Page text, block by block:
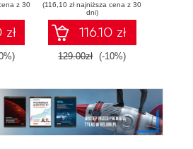
z 30
zł
(116,10 zł najniższa cena z 30
dni)
116.10 zł
129.00zł (-10%)